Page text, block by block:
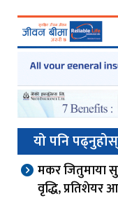
यो पनि पढ्नुहोस्
मकर जितुमाया
वृद्धि, प्रतिशेयर